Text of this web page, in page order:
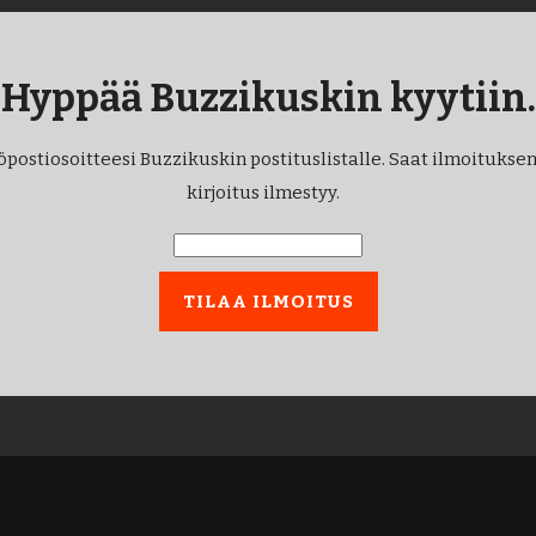
Hyppää Buzzikuskin kyytiin.
Buzzikuskin postituslistalle. Saat
kirjoitus ilmestyy.